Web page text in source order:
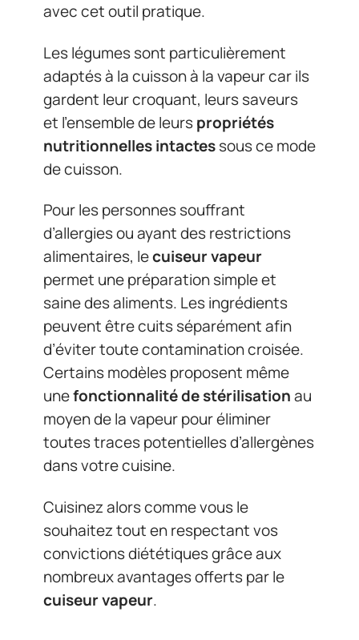
avec cet outil pratique.
Les légumes sont particulièrement
adaptés à la cuisson à la vapeur car ils
gardent leur croquant, leurs saveurs
et l’ensemble de leurspropriétés
nutritionnelles intactessous ce mode
de cuisson.
Pour les personnes souffrant
d’allergies ou ayant des restrictions
alimentaires, lecuiseur vapeur
permet une préparation simple et
saine des aliments. Les ingrédients
peuvent être cuits séparément afin
d’éviter toute contamination croisée.
Certains modèles proposent même
unefonctionnalité de stérilisationau
moyen de la vapeur pour éliminer
toutes traces potentielles d’allergènes
dans votre cuisine.
Cuisinez alors comme vous le
souhaitez tout en respectant vos
convictions diététiques grâce aux
nombreux avantages offerts par le
cuiseur vapeur.